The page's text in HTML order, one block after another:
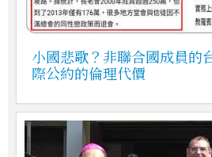
小國悲歌？非聯合國成員的
際公約的倫理代價